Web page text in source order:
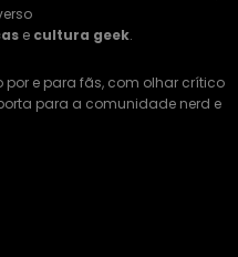
e cultura geek.
por e para fãs, com olhar crítico
para a comunidade nerd e